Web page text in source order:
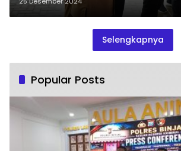
Brandan
Selengkapnya
Popular Posts